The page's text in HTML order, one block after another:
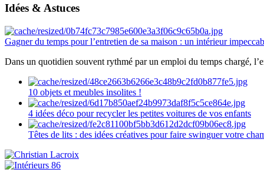
Idées & Astuces
Gagner du temps pour l’entretien de sa maison : un intérieur
Dans un quotidien souvent rythmé par un emploi du temps chargé,
10 objets et meubles insolites !
4 idées déco pour recycler les petites voitures de vos enfants
Têtes de lits : des idées créatives pour faire swinguer votre